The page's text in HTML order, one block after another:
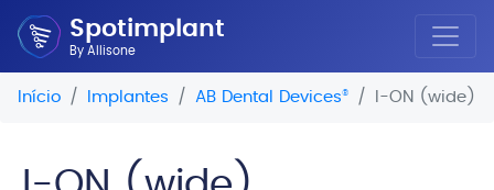
Spotimplant
By Allisone
Início Implantes AB Dental Devices® I-ON (wide)